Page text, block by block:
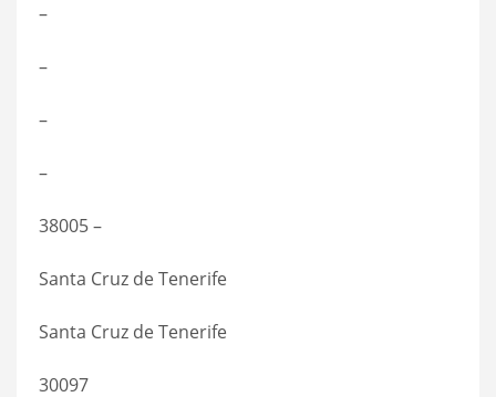
–
–
–
–
38005 –
Santa Cruz de Tenerife
Santa Cruz de Tenerife
30097